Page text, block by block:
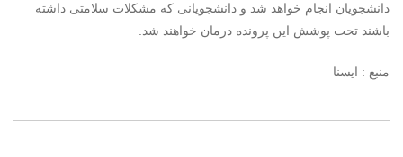
دانشجویان انجام خواهد شد و دانشجویانی که مشکلات سلامتی داشته
باشند تحت پوشش این پرونده درمان خواهند شد.
منبع : ایسنا